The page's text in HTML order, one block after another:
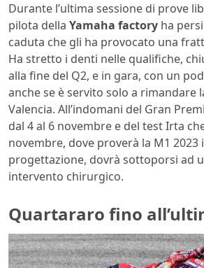
Durante l’ultima sessione di prove
pilota della Yamaha factory ha
caduta che gli ha provocato una
Ha stretto i denti nelle qualifiche,
alla fine del Q2, e in gara, con un
anche se è servito solo a rimandare
Valencia. All’indomani del Gran
dal 4 al 6 novembre e del test Irta
novembre, dove proverà la M1 2023
progettazione, dovrà sottoporsi ad
intervento chirurgico.
Quartararo fino